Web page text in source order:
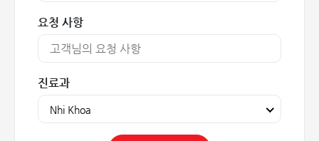
요청 사항
진료과
Nhi Khoa